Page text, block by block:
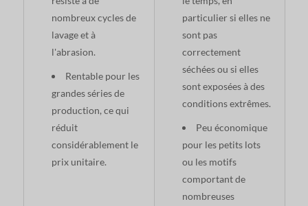
nombreux cycles de
lavage et à
l'abrasion.
Rentable pour les
grandes séries de
production, ce qui
réduit
considérablement le
prix unitaire.
particulier si elles ne
sont pas
correctement
séchées ou si elles
sont exposées à des
conditions extrêmes.
Peu économique
pour les petits lots
ou les motifs
comportant de
nombreuses